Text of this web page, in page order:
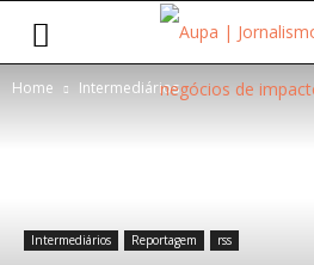
Home Intermediários
Intermediários Reportagem rss